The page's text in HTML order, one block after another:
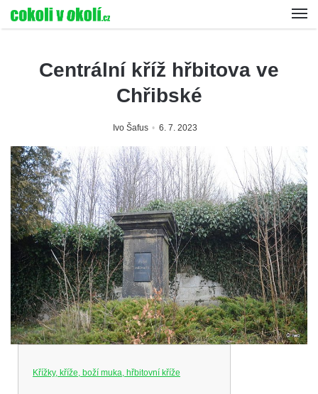
Centrální kříž hřbitova ve
Chřibské
Ivo Šafus 6. 7. 2023
Křížky, kříže, boží muka, hřbitovní kříže